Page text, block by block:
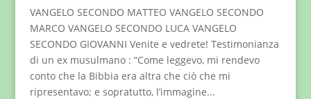
VANGELO SECONDO MATTEO VANGELO SECONDO
MARCO VANGELO SECONDO LUCA VANGELO
SECONDO GIOVANNI Venite e vedrete! Testimonianza
di un ex musulmano : “Come leggevo, mi rendevo
conto che la Bibbia era altra che ciò che mi
ripresentavo; e sopratutto, l’immagine...